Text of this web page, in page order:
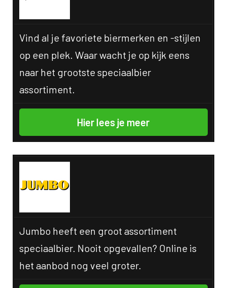
Vind al je favoriete biermerken en -stijlen
op een plek. Waar wacht je op kijk eens
naar het grootste speciaalbier
assortiment.
Hier lees je meer
Jumbo heeft een groot assortiment
speciaalbier. Nooit opgevallen? Online is
het aanbod nog veel groter.